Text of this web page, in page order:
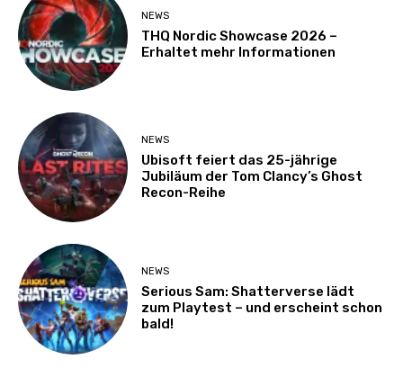
NEWS
THQ Nordic Showcase 2026 –
Erhaltet mehr Informationen
NEWS
Ubisoft feiert das 25-jährige
Jubiläum der Tom Clancy’s Ghost
Recon-Reihe
NEWS
Serious Sam: Shatterverse lädt
zum Playtest – und erscheint schon
bald!